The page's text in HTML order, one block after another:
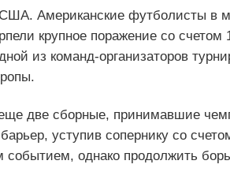
Американские футболисты в
крупное поражение со
из команд-организаторов
две сборные, принимавшие
уступив сопернику со
однако продолжить